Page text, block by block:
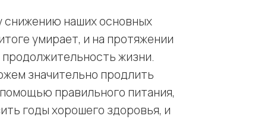
снижению наших основных
умирает, и на протяжении
жизни.
значительно продлить
правильного питания,
годы хорошего здоровья, и